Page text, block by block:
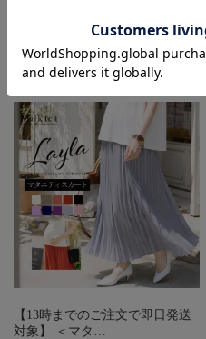
【13時までのご注文で即日発送
対象】 ＜マタ…